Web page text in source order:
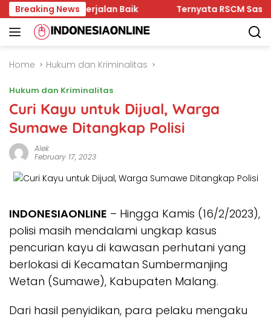
Skip
to
content
Breaking News
Kaltim Berjalan Baik Ternyata RSCM Sasaran
Home Hukum dan Kriminalitas
Hukum dan Kriminalitas
Curi Kayu untuk Dijual, Warga
Sumawe Ditangkap Polisi
Alek
February 17, 2023
INDONESIAONLINE – Hingga Kamis (16/2/2023),
polisi masih mendalami ungkap kasus
pencurian kayu di kawasan perhutani yang
berlokasi di Kecamatan Sumbermanjing
Wetan (Sumawe), Kabupaten Malang.
Dari hasil penyidikan, para pelaku mengaku